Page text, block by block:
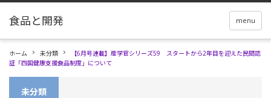
menu
ホーム 未分類
【6月号連載】産学官シリーズ59 スタートから2年目を迎えた民間認
証「四国健康支援食品制度」について
未分類